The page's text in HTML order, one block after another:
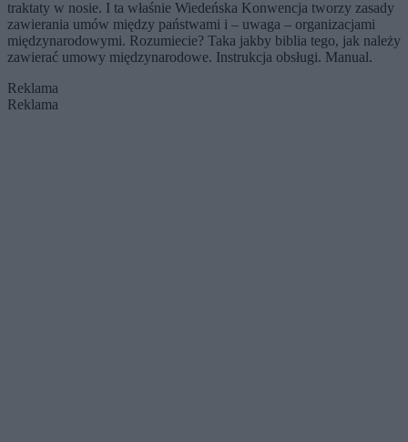
traktaty w nosie. I ta właśnie Wiedeńska Konwencja tworzy zasady
zawierania umów między państwami i – uwaga – organizacjami
międzynarodowymi. Rozumiecie? Taka jakby biblia tego, jak należy
zawierać umowy międzynarodowe. Instrukcja obsługi. Manual.
Reklama
Reklama